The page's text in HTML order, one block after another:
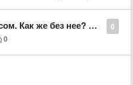
0
на нем сидит, а у вас нет интеграции с ним
0